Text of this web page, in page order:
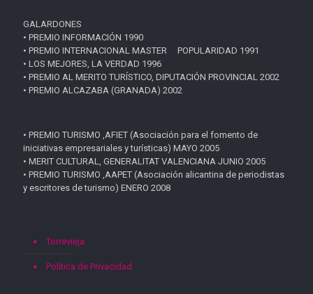
GALARDONES
• PREMIO INFORMACIÓN 1990
• PREMIO INTERNACIONAL MASTER POPULARIDAD 1991
• LOS MEJORES, LA VERDAD 1996
• PREMIO AL MERITO TURÍSTICO, DIPUTACIÓN PROVINCIAL 2002
• PREMIO ALCAZABA (GRANADA) 2002
• PREMIO TURISMO ,AFIET (Asociación para el fomento de
iniciativas empresariales y turísticas) MAYO 2005
• MERIT CULTURAL, GENERALITAT VALENCIANA JUNIO 2005
• PREMIO TURISMO ,AAPET (Asociación alicantina de periodistas
y escritores de turismo) ENERO 2008
Torrevieja
Política de Privacidad